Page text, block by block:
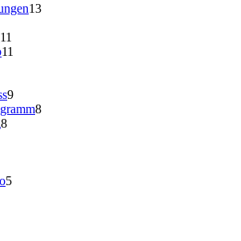
13
11
11
9
8
8
5